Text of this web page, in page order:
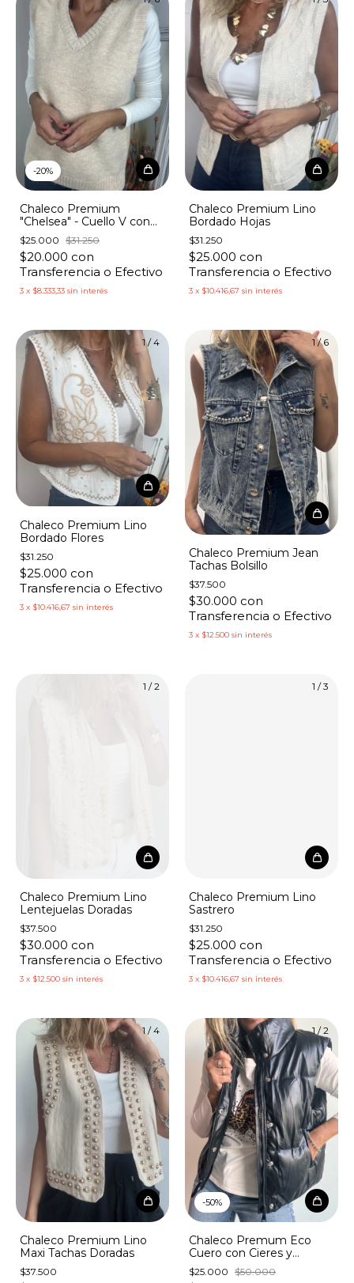
-20%
Chaleco Premium
"Chelsea" - Cuello V con
Tachas
$25.000 $31.250
$20.000 con
Transferencia o Efectivo
3 x $8.333,33 sin interés
Chaleco Premium Lino
Bordado Hojas
$31.250
$25.000 con
Transferencia o Efectivo
3 x $10.416,67 sin interés
1/4
Chaleco Premium Lino
Bordado Flores
$31.250
$25.000 con
Transferencia o Efectivo
3 x $10.416,67 sin interés
1 /6
Chaleco Premium Jean
Tachas Bolsillo
$37.500
$30.000 con
Transferencia o Efectivo
3 x $12.500 sin interés
1 /2
Chaleco Premium Lino
Lentejuelas Doradas
$37.500
$30.000 con
Transferencia o Efectivo
3 x $12.500 sin interés
1 /3
Chaleco Premium Lino
Sastrero
$31.250
$25.000 con
Transferencia o Efectivo
3 x $10.416,67 sin interés
1 /4
Chaleco Premium Lino
Maxi Tachas Doradas
$37.500
1 /2
-50%
Chaleco Premum Eco
Cuero con Cieres y
Botones
$25.000 $50.000